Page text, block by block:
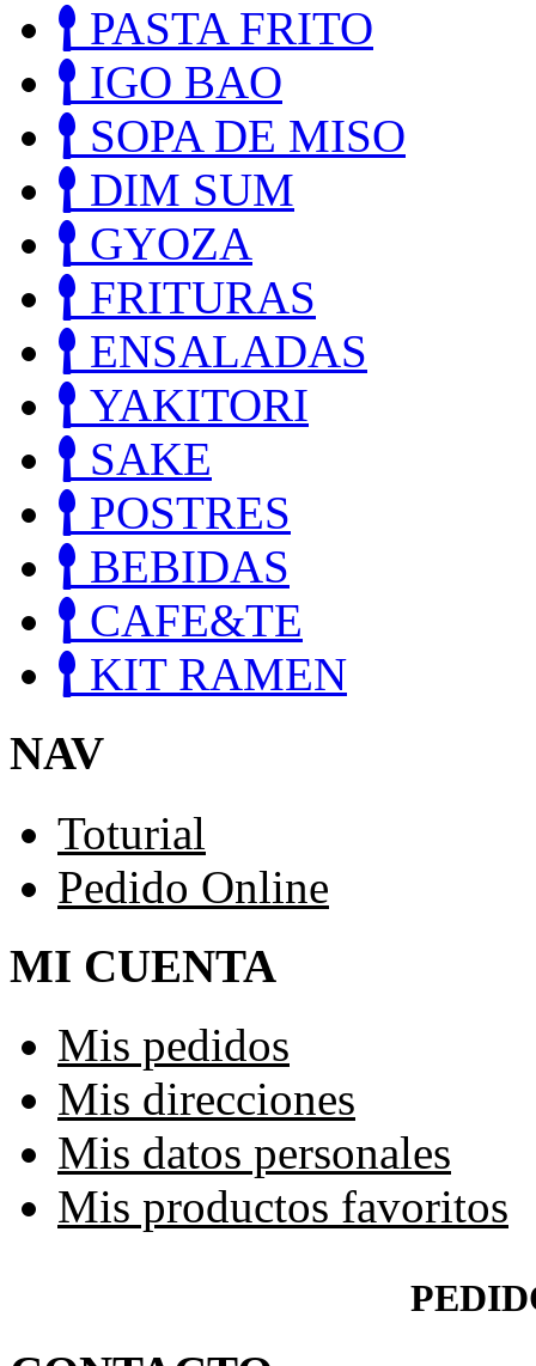
PASTA FRITO
IGO BAO
SOPA DE MISO
DIM SUM
GYOZA
FRITURAS
ENSALADAS
YAKITORI
SAKE
POSTRES
BEBIDAS
CAFE&TE
KIT RAMEN
NAV
Toturial
Pedido Online
MI CUENTA
Mis pedidos
Mis direcciones
Mis datos personales
Mis productos favoritos